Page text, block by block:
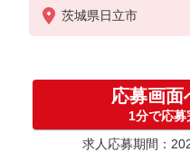
※22:00〜翌5:00：時
※高校生時給1,074円
茨城県日立市
応募画面
1分で応
求人応募期間：